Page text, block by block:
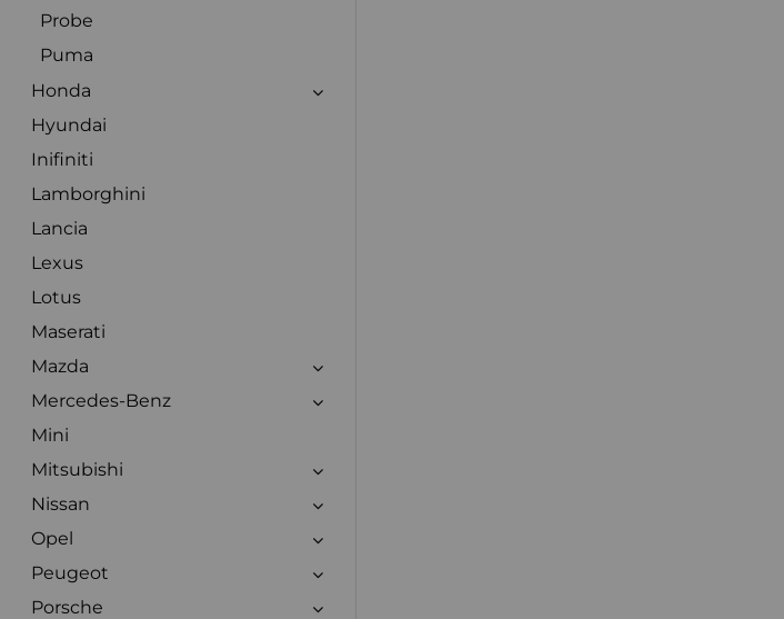
Probe
Puma
Honda
Hyundai
Inifiniti
Lamborghini
Lancia
Lexus
Lotus
Maserati
Mazda
Mercedes-Benz
Mini
Mitsubishi
Nissan
Opel
Peugeot
Porsche